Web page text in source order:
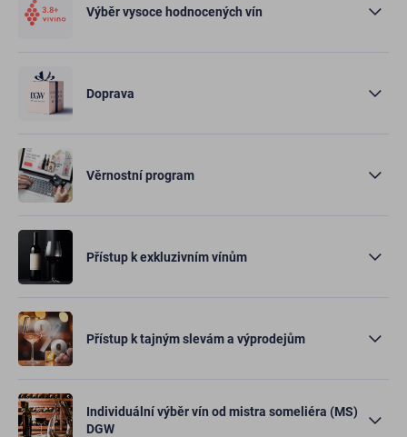
Výběr vysoce hodnocených vín
Doprava
Věrnostní program
Přístup k exkluzivním vínům
Přístup k tajným slevám a výprodejům
Individuální výběr vín od mistra someliéra (MS)
DGW